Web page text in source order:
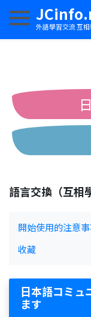
外語學習交流 互
切換導航
語言交換（互相
開始使用的注意
收藏
日本語コミュ
ます